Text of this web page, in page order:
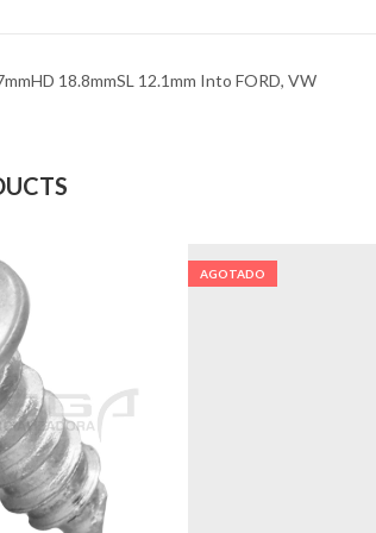
18.8mmSL 12.1mm Into FORD, VW
AGOTADO